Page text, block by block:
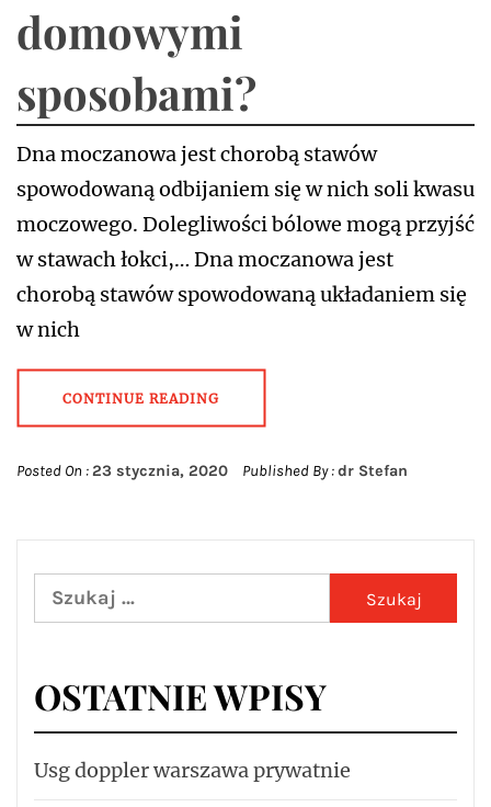
domowymi
sposobami?
Dna moczanowa jest chorobą stawów
spowodowaną odbijaniem się w nich soli kwasu
moczowego. Dolegliwości bólowe mogą przyjść
w stawach łokci,… Dna moczanowa jest
chorobą stawów spowodowaną układaniem się
w nich
CONTINUE READING
Posted On :23 stycznia, 2020 Published By :dr Stefan
Szukaj:
OSTATNIE WPISY
Usg doppler warszawa prywatnie